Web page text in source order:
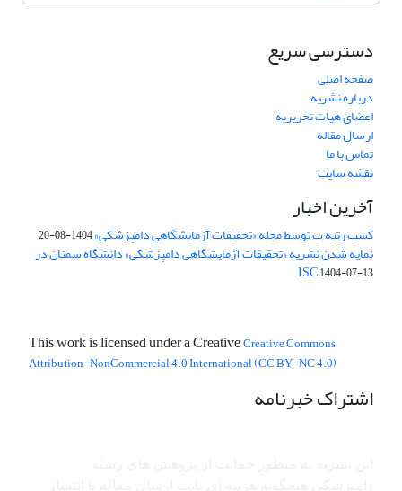
دسترسی سریع
صفحه اصلی
درباره نشریه
اعضای هیات تحریریه
ارسال مقاله
تماس با ما
نقشه سایت
آخرین اخبار
کسب رتبه ب توسط مجله «تحقیقات آزمایشگاهی دامپزشکی»1404-08-20
نمایه شدن نشریه «تحقیقات آزمایشگاهی دامپزشکی» دانشگاه سمنان در
ISC1404-07-13
This work is licensed under a CreativeCreative Commons
Attribution-NonCommercial 4.0 International (CC BY-NC 4.0)
اشتراک خبرنامه